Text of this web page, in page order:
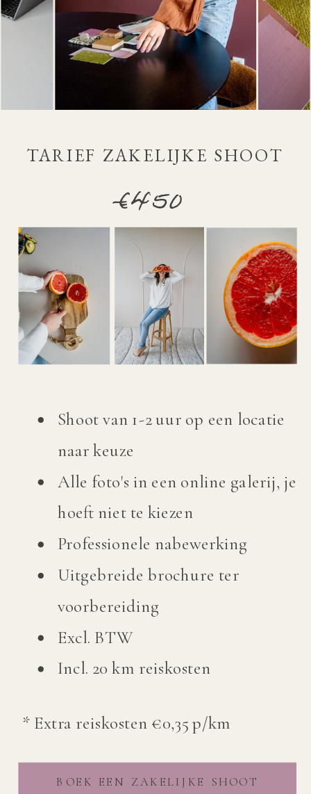
TARIEF ZAKELIJKE SHOOT
BOEK EEN ZAKELIJKE SHOOT
Shoot van 1-2 uur op een locatie
naar keuze
Alle foto's in een online galerij, je
hoeft niet te kiezen
Professionele nabewerking
Uitgebreide brochure ter
voorbereiding
Excl. BTW
Incl. 20 km reiskosten
€450
* Extra reiskosten €0,35 p/km